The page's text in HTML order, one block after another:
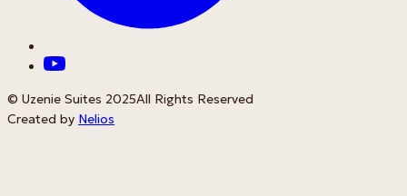
© Uzenie Suites 2025All Rights Reserved
Created by Nelios